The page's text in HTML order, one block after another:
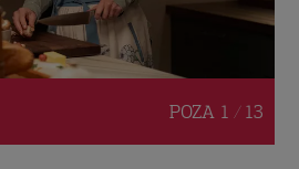
POZA 1 / 13